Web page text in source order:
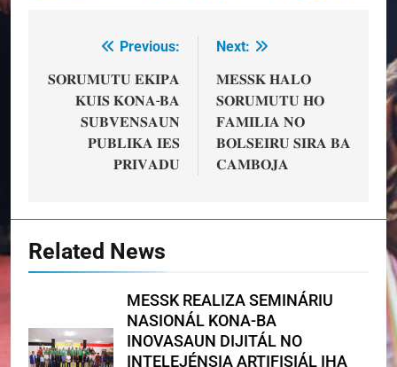
navigation
Previous:
𝐒𝐎𝐑𝐔𝐌𝐔𝐓𝐔 𝐄𝐊𝐈𝐏𝐀
𝐊𝐔𝐈𝐒 𝐊𝐎𝐍𝐀-𝐁𝐀
𝐒𝐔𝐁𝐕𝐄𝐍𝐒𝐀𝐔𝐍
𝐏𝐔𝐁𝐋𝐈𝐊𝐀 𝐈𝐄𝐒
𝐏𝐑𝐈𝐕𝐀𝐃𝐔
Next:
𝐌𝐄𝐒𝐒𝐊 𝐇𝐀𝐋𝐎
𝐒𝐎𝐑𝐔𝐌𝐔𝐓𝐔 𝐇𝐎
𝐅𝐀𝐌𝐈𝐋𝐈𝐀 𝐍𝐎
𝐁𝐎𝐋𝐒𝐄𝐈𝐑𝐔 𝐒𝐈𝐑𝐀 𝐁𝐀
𝐂𝐀𝐌𝐁𝐎𝐉𝐀
Related News
MESSK REALIZA SEMINÁRIU
NASIONÁL KONA-BA
INOVASAUN DIJITÁL NO
INTELEJÉNSIA ARTIFISIÁL IHA